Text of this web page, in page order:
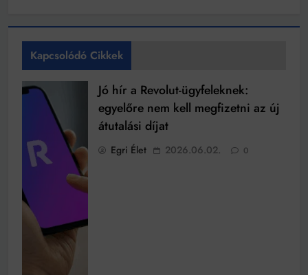
Kapcsolódó Cikkek
Jó hír a Revolut-ügyfeleknek:
egyelőre nem kell megfizetni az új
átutalási díjat
Egri Élet 2026.06.02. 0